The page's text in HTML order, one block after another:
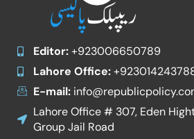
Editor:+923006650789
Lahore Office:
E-mail:
Lahore Office # 307, Eden
Group Jail Road